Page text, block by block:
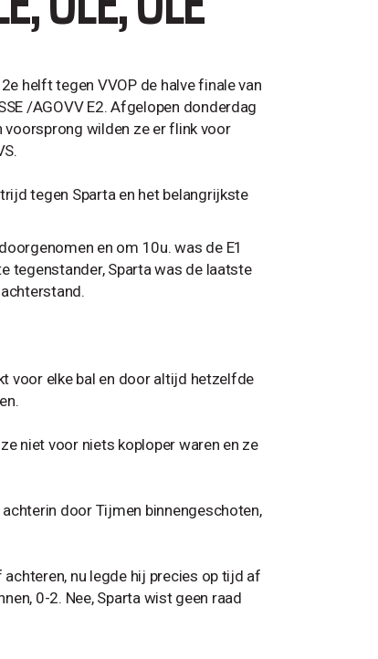
helft tegen VVOP de halve finale van
/AGOVV E2. Afgelopen donderdag
voorsprong wilden ze er flink voor
tegen Sparta en het belangrijkste
en om 10u. was de E1
tegenstander, Sparta was de laatste
voor elke bal en door altijd hetzelfde
niet voor niets koploper waren en ze
door Tijmen binnengeschoten,
nu legde hij precies op tijd af
0-2. Nee, Sparta wist geen raad